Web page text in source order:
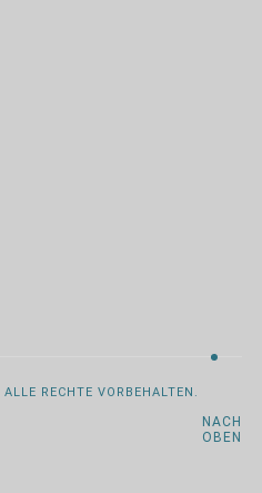
RECHTE VORBEHALTEN.
NACH
OBEN